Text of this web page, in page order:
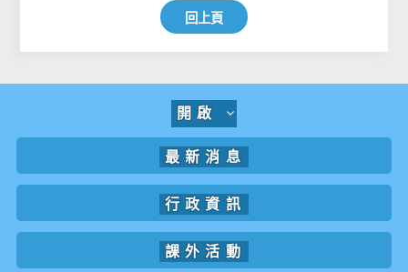
回上頁
開啟
最新消息
行政資訊
課外活動